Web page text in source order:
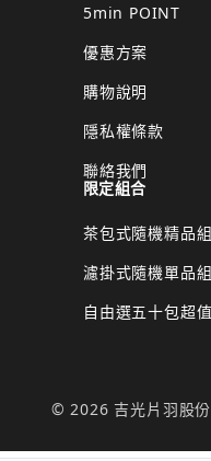
5min POINT
優惠方案
購物說明
隱私權條款
聯絡我們
限定組合
茶包式隨機精品
濾掛式隨機單品
自由選五十包超
© 2026 吉光片羽股